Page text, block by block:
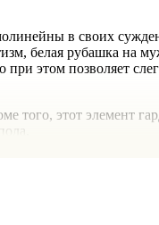
в своих
белая рубашка на
этом позволяет
этот элемент